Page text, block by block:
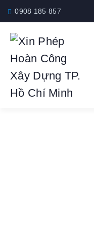
0908 185 857